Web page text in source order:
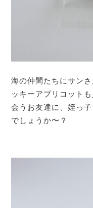
海の仲間たちにサン
ッキーアプリコット
会うお友達に、姪っ
でしょうか〜？